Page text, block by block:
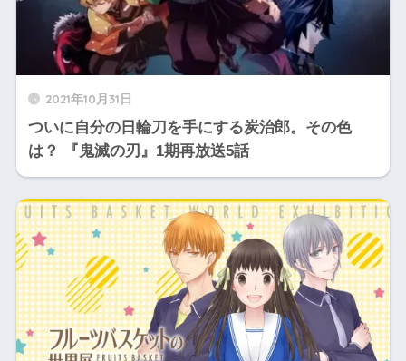
2021年10月31日
ついに自分の日輪刀を手にする炭治郎。その色
は？ 『鬼滅の刃』1期再放送5話